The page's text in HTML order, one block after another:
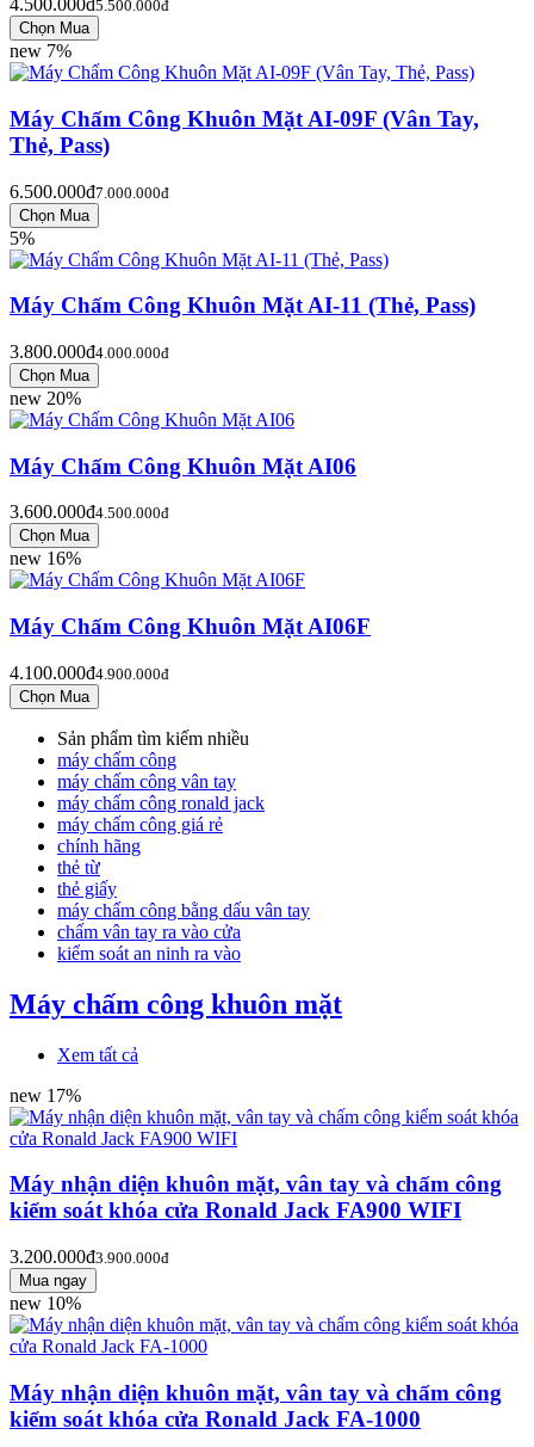
4.500.000đ5.500.000đ
new 7%
Máy Chấm Công Khuôn Mặt AI-09F (Vân Tay,
Thẻ, Pass)
6.500.000đ7.000.000đ
5%
Máy Chấm Công Khuôn Mặt AI-11 (Thẻ, Pass)
3.800.000đ4.000.000đ
new 20%
Máy Chấm Công Khuôn Mặt AI06
3.600.000đ4.500.000đ
new 16%
Máy Chấm Công Khuôn Mặt AI06F
4.100.000đ4.900.000đ
Sản phẩm tìm kiếm nhiều
máy chấm công
máy chấm công vân tay
máy chấm công ronald jack
máy chấm công giá rẻ
chính hãng
thẻ từ
thẻ giấy
máy chấm công bằng dấu vân tay
chấm vân tay ra vào cửa
kiểm soát an ninh ra vào
Máy chấm công khuôn mặt
Xem tất cả
new 17%
Máy nhận diện khuôn mặt, vân tay và chấm công
kiểm soát khóa cửa Ronald Jack FA900 WIFI
3.200.000đ3.900.000đ
new 10%
Máy nhận diện khuôn mặt, vân tay và chấm công
kiểm soát khóa cửa Ronald Jack FA-1000